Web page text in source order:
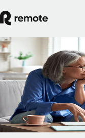
Blog / Centro de
Guía de trabajo
extranjero
ByJames